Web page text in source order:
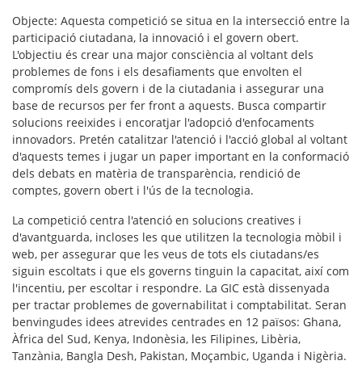
Objecte: Aquesta competició se situa en la intersecció entre la
participació ciutadana, la innovació i el govern obert.
L'objectiu és crear una major consciència al voltant dels
problemes de fons i els desafiaments que envolten el
compromís dels govern i de la ciutadania i assegurar una
base de recursos per fer front a aquests. Busca compartir
solucions reeixides i encoratjar l'adopció d'enfocaments
innovadors. Pretén catalitzar l'atenció i l'acció global al voltant
d'aquests temes i jugar un paper important en la conformació
dels debats en matèria de transparència, rendició de
comptes, govern obert i l'ús de la tecnologia.
La competició centra l'atenció en solucions creatives i
d'avantguarda, incloses les que utilitzen la tecnologia mòbil i
web, per assegurar que les veus de tots els ciutadans/es
siguin escoltats i que els governs tinguin la capacitat, així com
l'incentiu, per escoltar i respondre. La GIC està dissenyada
per tractar problemes de governabilitat i comptabilitat. Seran
benvingudes idees atrevides centrades en 12 països: Ghana,
Àfrica del Sud, Kenya, Indonèsia, les Filipines, Libèria,
Tanzània, Bangla Desh, Pakistan, Moçambic, Uganda i Nigèria.